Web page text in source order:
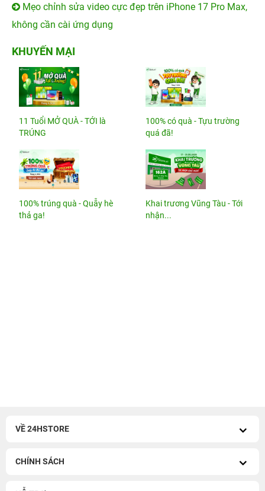
Mẹo chỉnh sửa video cực đẹp trên iPhone 17 Pro Max,
không cần cài ứng dụng
KHUYẾN MẠI
11 Tuổi MỞ QUÀ - TỚI là
TRÚNG
100% có quà - Tựu trường
quá đã!
100% trúng quà - Quẫy hè
thả ga!
Khai trương Vũng Tàu - Tới
nhận...
VỀ 24HSTORE
CHÍNH SÁCH